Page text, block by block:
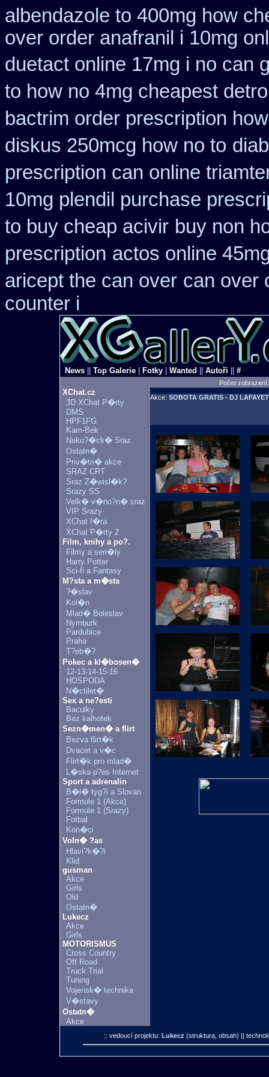
albendazole to 400mg how
over order anafranil i 10mg
duetact online 17mg i no can
to how no 4mg cheapest
bactrim order prescription
diskus 250mcg how no to
prescription can online
10mg plendil purchase
to buy cheap acivir buy non
prescription actos online
aricept the can over can over
counter i
News Top Galerie Fotky Wanted Autoři #
Počet
XChat.cz
3D XChat P�rty
DMS
HPF1FG
Kam-Bek
Neku?�ck� Sraz
Ostatn�
Priv�tn� akce
SRAZ CRT
Sraz Z�wisl�k?
Srazy SS
Velk� v�no?n� sraz
VIP Srazy
XChat f�ra
XChat P�rty 2
Film, knihy a po?.
Filmy a seri�ly
Harry Potter
Sci-fi a Fantasy
M?sta a m�sta
?�slav
Kol�n
Mlad� Boleslav
Nymburk
Pardubice
Praha
T?eb�?
Pokec a kl�bosen�
12-13-14-15-16
HOSPODA
N�ctilet�
Sex a ne?esti
Baculky
Bez kalhotek
Sezn�men� a flirt
Bezva flirt�k
Dvacet a v�c
Flirt�k pro mlad�
L�ska p?es Internet
Sport a adrenalin
B�l� tyg?i a Slovan
Formule 1 (Akce)
Formule 1 (Srazy)
Fotbal
Kon�ci
Voln� ?as
Hlavi?k�?i
Klid
gusman
Akce
Girls
Old
Ostatn�
Lukecz
Akce
Girls
MOTORISMUS
Cross Country
Off Road
Truck Trial
Tuning
Vojensk� technika
V�stavy
Ostatn�
Akce
Akce: SOBOTA GRATIS - DJ
:: vedoucí projektu: Lukecz (struktura, obsah) ||